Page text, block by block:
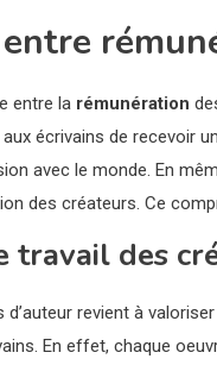
entre la rémunération
écrivains de recevoir
avec le monde. En
des créateurs. Ce
travail des
d’auteur revient à
En effet, chaque